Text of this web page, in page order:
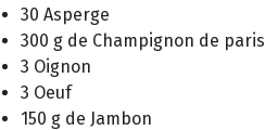
30 Asperge
300 g de Champignon de paris
3 Oignon
3 Oeuf
150 g de Jambon